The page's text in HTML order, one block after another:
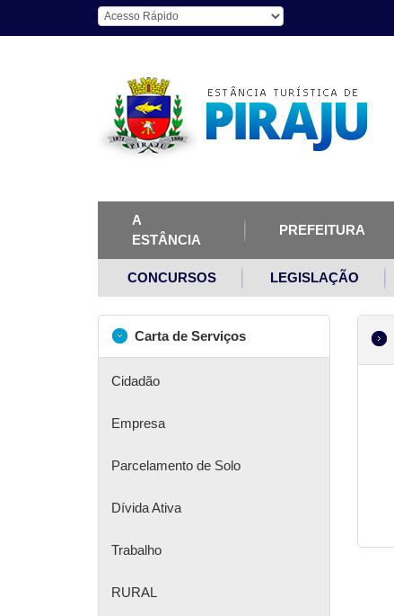
A
ESTÂNCIA
PREFEITURA
CONCURSOS LEGISLAÇÃO
Carta de Serviços
Cidadão
Empresa
Parcelamento de Solo
Dívida Ativa
Trabalho
RURAL